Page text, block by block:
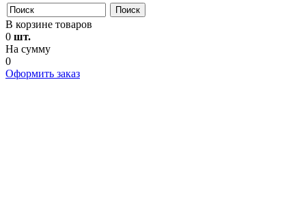
В корзине товаров
0 шт.
На сумму
0
Оформить заказ